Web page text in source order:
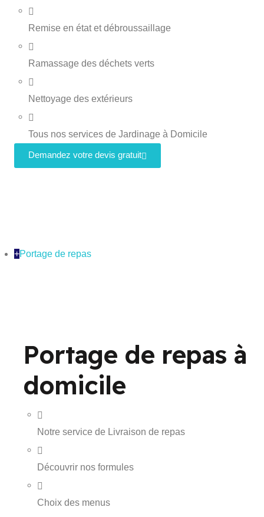
Remise en état et débroussaillage
Ramassage des déchets verts
Nettoyage des extérieurs
Tous nos services de Jardinage à Domicile
Demandez votre devis gratuit
+Portage de repas
Portage de repas à
domicile
Notre service de Livraison de repas
Découvrir nos formules
Choix des menus